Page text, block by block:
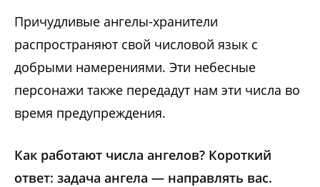
Причудливые ангелы-хранители
распространяют свой числовой язык с
добрыми намерениями. Эти небесные
персонажи также передадут нам эти числа во
время предупреждения.
Как работают числа ангелов? Короткий
ответ: задача ангела — направлять вас.